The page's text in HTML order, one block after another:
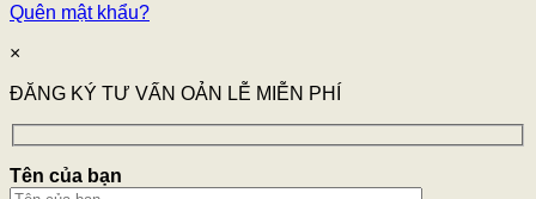
Quên mật khẩu?
×
ĐĂNG KÝ TƯ VẤN OẢN LỄ MIỄN PHÍ
Tên của bạn